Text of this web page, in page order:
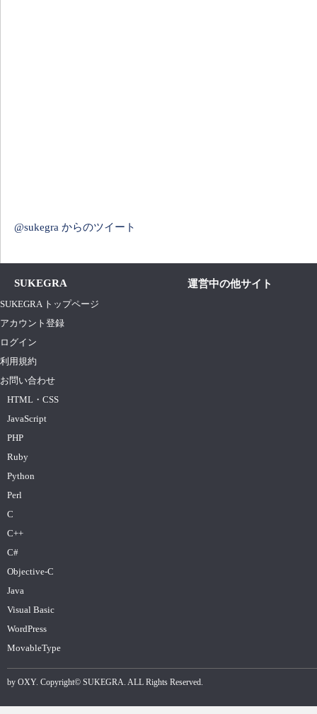
@sukegra からのツイート
SUKEGRA 運営中の他サイト
SUKEGRA トップページ
アカウント登録
ログイン
利用規約
お問い合わせ
HTML・CSS
JavaScript
PHP
Ruby
Python
Perl
C
C++
C#
Objective-C
Java
Visual Basic
WordPress
MovableType
by OXY. Copyright© SUKEGRA . ALL Rights Reserved.